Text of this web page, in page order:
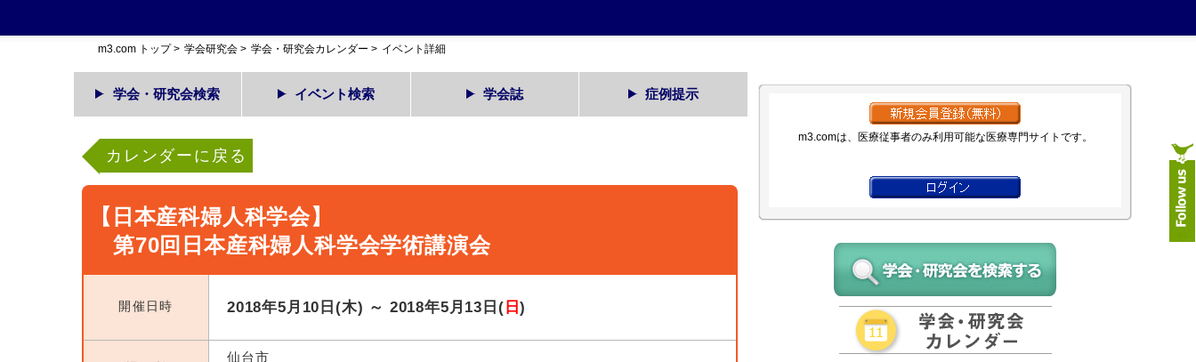
m3.com トップ> 学会研究会 > 学会・研究会カレンダー > イベント詳細
学会・研究会検索 イベント検索 学会誌 症例提示
カレンダーに戻る
【日本産科婦人科学会】
第70回日本産科婦人科学会学術講演会
開催日時 2018年5月10日(木) ～ 2018年5月13日( 日)
仙台市
m3.comは、医療従事者のみ利用可能な医療専門サイトです。